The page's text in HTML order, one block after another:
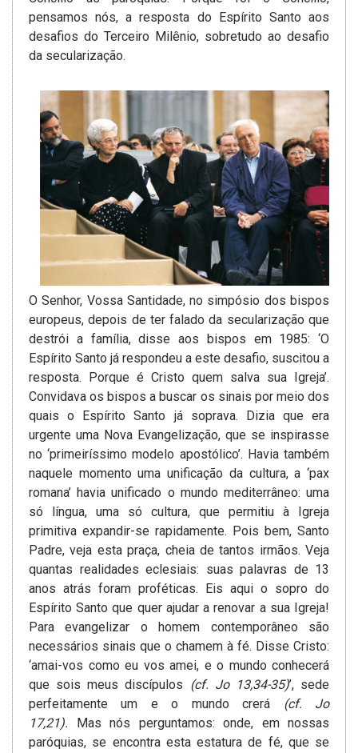
pensamos nós, a resposta do Espírito Santo aos
desafios do Terceiro Milênio, sobretudo ao desafio
da secularização.
O Senhor, Vossa Santidade, no simpósio dos bispos
europeus, depois de ter falado da secularização que
destrói a família, disse aos bispos em 1985: ‘O
Espírito Santo já respondeu a este desafio, suscitou a
resposta. Porque é Cristo quem salva sua Igreja’.
Convidava os bispos a buscar os sinais por meio dos
quais o Espírito Santo já soprava. Dizia que era
urgente uma Nova Evangelização, que se inspirasse
no ‘primeiríssimo modelo apostólico’. Havia também
naquele momento uma unificação da cultura, a ‘pax
romana’ havia unificado o mundo mediterrâneo: uma
só língua, uma só cultura, que permitiu à Igreja
primitiva expandir-se rapidamente. Pois bem, Santo
Padre, veja esta praça, cheia de tantos irmãos. Veja
quantas realidades eclesiais: suas palavras de 13
anos atrás foram proféticas. Eis aqui o sopro do
Espírito Santo que quer ajudar a renovar a sua Igreja!
Para evangelizar o homem contemporâneo são
necessários sinais que o chamem à fé. Disse Cristo:
‘amai-vos como eu vos amei, e o mundo conhecerá
que sois meus discípulos (cf. Jo 13,34-35)’, sede
perfeitamente um e o mundo crerá (cf. Jo
17,21). Mas nós perguntamos: onde, em nossas
paróquias, se encontra esta estatura de fé, que se